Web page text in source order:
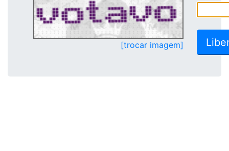
[trocar imagem]